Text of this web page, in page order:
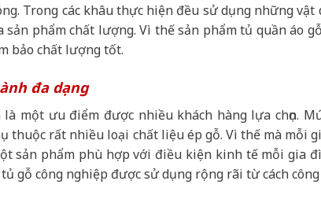
Trong các khâu thực hiện đều sử dụng những
sản phẩm chất lượng. Vì thế sản phẩm tủ quần áo
bảo chất lượng tốt.
đa dạng
một ưu điểm được nhiều khách hàng lựa chọn.
thuộc rất nhiều loại chất liệu ép gỗ. Vì thế mà mỗi
sản phẩm phù hợp với điều kiện kinh tế mỗi gia
gỗ công nghiệp được sử dụng rộng rãi từ cách